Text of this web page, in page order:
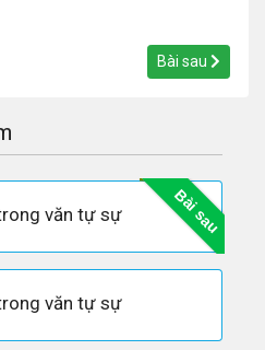
Bài sau
Bài sau
văn tự sự
văn tự sự